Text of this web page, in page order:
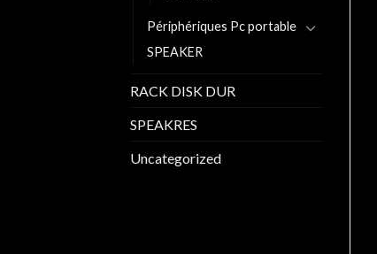
Périphériques Pc portable
SPEAKER
RACK DISK DUR
SPEAKRES
Uncategorized